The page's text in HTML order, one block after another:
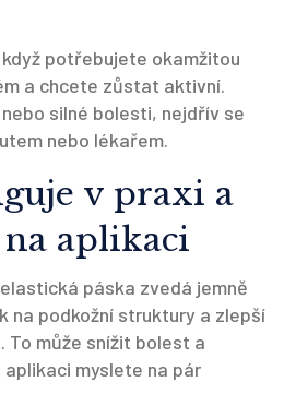
potřebujete okamžitou
a chcete zůstat aktivní.
silné bolesti, nejdřív se
nebo lékařem.
v praxi a
aplikaci
páska zvedá jemně
na podkožní struktury a zlepší
To může snížit bolest a
myslete na pár